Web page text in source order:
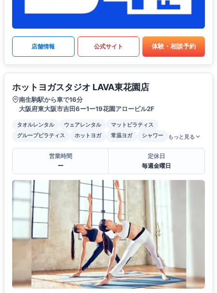
店舗情報 公式サイト 体験・相談予約
ホットヨガスタジオ LAVA東花園店
南生駒駅から車で16分
大阪府東大阪市吉田6ー1ー19花園アロービル2F
タオルレンタル ウェアレンタル
マットピラティス
グループピラティス
ホットヨガ 常温ヨガ シャワー もっと見る
営業時間
ー
定休日
毎週金曜日